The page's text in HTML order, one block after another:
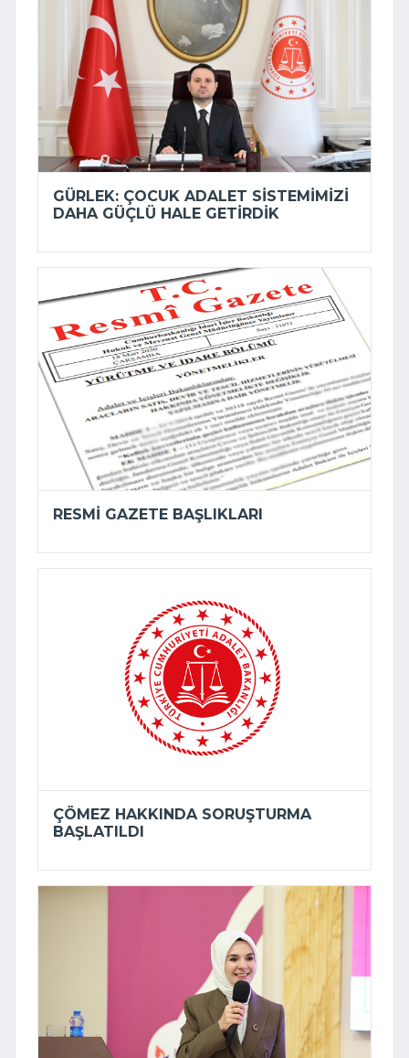
GÜRLEK: ÇOCUK ADALET SISTEMIMIZI
DAHA GÜÇLÜ HALE GETIRDIK
RESMI GAZETE BAŞLIKLARI
ÇÖMEZ HAKKINDA SORUŞTURMA
BAŞLATILDI